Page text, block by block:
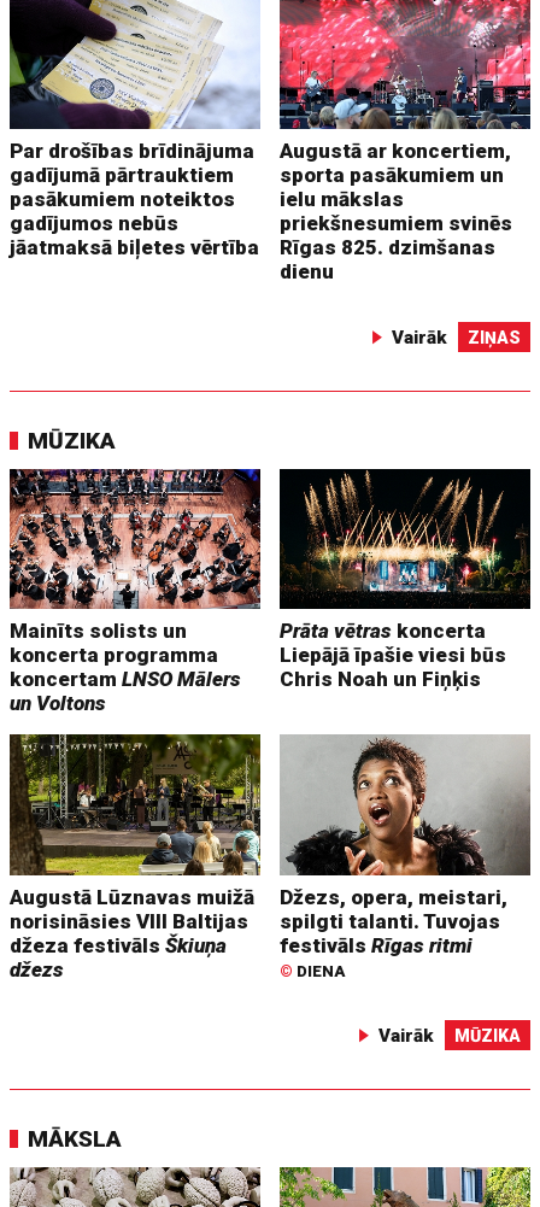
Par drošības brīdinājuma
gadījumā pārtrauktiem
pasākumiem noteiktos
gadījumos nebūs
jāatmaksā biļetes vērtība
Augustā ar koncertiem,
sporta pasākumiem un
ielu mākslas
priekšnesumiem svinēs
Rīgas 825. dzimšanas
dienu
Vairāk ZIŅAS
MŪZIKA
Mainīts solists un
koncerta programma
koncertamLNSO Mālers
un Voltons
Prāta vētras koncerta
Liepājā īpašie viesi būs
Chris Noah un Fiņķis
Augustā Lūznavas muižā
norisināsies VIII Baltijas
džeza festivālsŠkiuņa
džezs
Džezs, opera, meistari,
spilgti talanti. Tuvojas
festivālsRīgas ritmi
© DIENA
Vairāk MŪZIKA
MĀKSLA